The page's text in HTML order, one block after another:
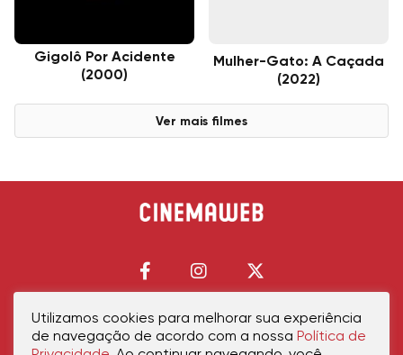
Gigolô Por Acidente
(2000)
Mulher-Gato: A Caçada
(2022)
Ver mais filmes
Início Política de PrivacidadePolítica de CookiesContatoSobre Nós
Utilizamos cookies para melhorar sua experiência
de navegação de acordo com a nossa Política de